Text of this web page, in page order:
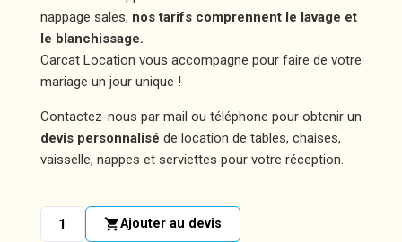
nappage sales, nos tarifs comprennent le lavage et
le blanchissage.
Carcat Location vous accompagne pour faire de votre
mariage un jour unique !
Contactez-nous par mail ou téléphone pour obtenir un
devis personnalisé de location de tables, chaises,
vaisselle, nappes et serviettes pour votre réception.
shopping_cartAjouter au devis